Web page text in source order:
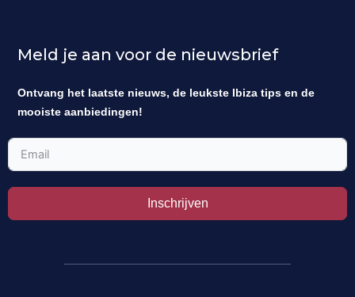
Meld je aan voor de nieuwsbrief
Ontvang het laatste nieuws, de leukste Ibiza tips en de
mooiste aanbiedingen!
Inschrijven